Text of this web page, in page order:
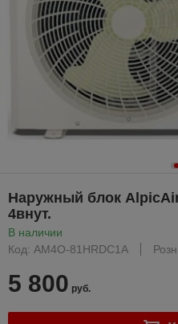
Наружный блок
4внут.
В наличии
Код: AM4O-81HRDC1A
5 800 руб.